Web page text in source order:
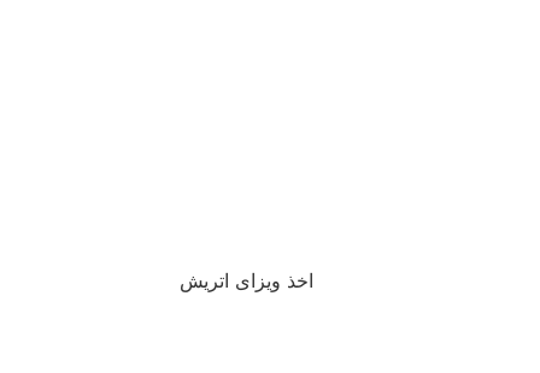
اخذ ویزای اتریش